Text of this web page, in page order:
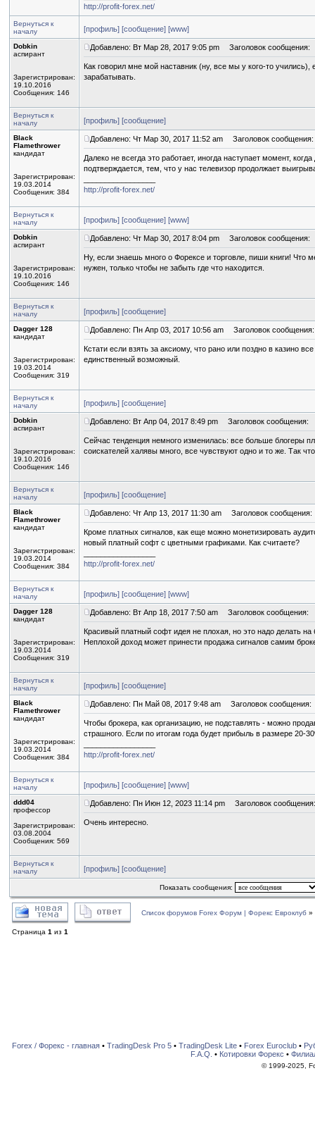
http://profit-forex.net/
Вернуться к
началу
[профиль] [сообщение] [www]
Dobkin
аспирант
Зарегистрирован:
19.10.2016
Сообщения: 146
Добавлено: Вт Мар 28, 2017 9:05 pm Заголовок сообщения:
Как говорил мне мой наставник (ну, все мы у кого-то
зарабатывать.
Вернуться к
началу
[профиль] [сообщение]
Black
Flamethrower
кандидат
Зарегистрирован:
19.03.2014
Сообщения: 384
Добавлено: Чт Мар 30, 2017 11:52 am Заголовок сообщения:
Далеко не всегда это работает, иногда наступает момент,
подтверждается, тем, что у нас телевизор продолжает
http://profit-forex.net/
Вернуться к
началу
[профиль] [сообщение] [www]
Dobkin
аспирант
Зарегистрирован:
19.10.2016
Сообщения: 146
Добавлено: Чт Мар 30, 2017 8:04 pm Заголовок сообщения:
Ну, если знаешь много о Форексе и торговле, пиши книги! Что
нужен, только чтобы не забыть где что находится.
Вернуться к
началу
[профиль] [сообщение]
Dagger 128
кандидат
Зарегистрирован:
19.03.2014
Сообщения: 319
Добавлено: Пн Апр 03, 2017 10:56 am Заголовок сообщения:
Кстати если взять за аксиому, что рано или поздно в казино
единственный возможный.
Вернуться к
началу
[профиль] [сообщение]
Dobkin
аспирант
Зарегистрирован:
19.10.2016
Сообщения: 146
Добавлено: Вт Апр 04, 2017 8:49 pm Заголовок сообщения:
Сейчас тенденция немного изменилась: все больше блогеры
соискателей халявы много, все чувствуют одно и то же. Так
Вернуться к
началу
[профиль] [сообщение]
Black
Flamethrower
кандидат
Зарегистрирован:
19.03.2014
Сообщения: 384
Добавлено: Чт Апр 13, 2017 11:30 am Заголовок сообщения:
Кроме платных сигналов, как еще можно монетизировать
новый платный софт с цветными графиками. Как считаете?
http://profit-forex.net/
Вернуться к
началу
[профиль] [сообщение] [www]
Dagger 128
кандидат
Зарегистрирован:
19.03.2014
Сообщения: 319
Добавлено: Вт Апр 18, 2017 7:50 am Заголовок сообщения:
Красивый платный софт идея не плохая, но это надо делать
Неплохой доход может принести продажа сигналов самим
Вернуться к
началу
[профиль] [сообщение]
Black
Flamethrower
кандидат
Зарегистрирован:
19.03.2014
Сообщения: 384
Добавлено: Пн Май 08, 2017 9:48 am Заголовок сообщения:
Чтобы брокера, как организацию, не подставлять - можно
страшного. Если по итогам года будет прибыль в размере 20-
http://profit-forex.net/
Вернуться к
началу
[профиль] [сообщение] [www]
ddd04
профессор
Зарегистрирован:
03.08.2004
Сообщения: 569
Добавлено: Пн Июн 12, 2023 11:14 pm Заголовок сообщения:
Очень интересно.
Вернуться к
началу
[профиль] [сообщение]
Показать сообщения:
Список форумов Forex Форум | Форекс Евроклуб »
Страница 1 из 1
Forex / Форекс - главная• TradingDesk Pro 5• TradingDesk Lite• Forex Euroclub•
F.A.Q. • Котировки Форекс •
© 1999-2025,